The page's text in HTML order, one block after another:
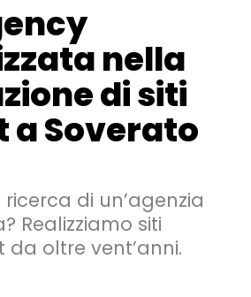
nella
di siti
a Soverato
ricerca di un’agenzia
Realizziamo siti
da oltre vent’anni.